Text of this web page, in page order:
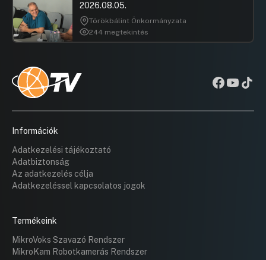
2026.08.05.
Törökbálint Önkormányzata
244 megtekintés
Információk
Adatkezelési tájékoztató
Adatbiztonság
Az adatkezelés célja
Adatkezeléssel kapcsolatos jogok
Termékeink
MikroVoks Szavazó Rendszer
MikroKam Robotkamerás Rendszer